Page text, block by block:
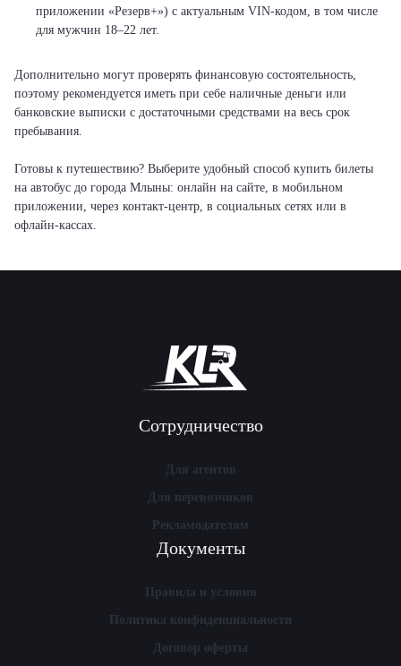
приложении «Резерв+») с актуальным VIN-кодом, в том числе
для мужчин 18–22 лет.
Дополнительно могут проверять финансовую состоятельность,
поэтому рекомендуется иметь при себе наличные деньги или
банковские выписки с достаточными средствами на весь срок
пребывания.
Готовы к путешествию? Выберите удобный способ купить билеты
на автобус до города Млыны: онлайн на сайте, в мобильном
приложении, через контакт-центр, в социальных сетях или в
офлайн-кассах.
Сотрудничество
Для агентов
Для перевозчиков
Рекламодателям
Документы
Правила и условия
Политика конфиденциальности
Договор оферты